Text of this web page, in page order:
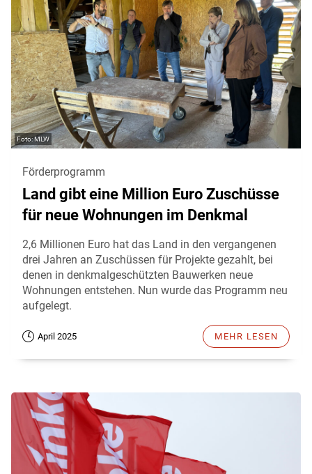
MLW
Förderprogramm
Land gibt eine Million Euro Zuschüsse
für neue Wohnungen im Denkmal
2,6 Millionen Euro hat das Land in den vergangenen
drei Jahren an Zuschüssen für Projekte gezahlt, bei
denen in denkmalgeschützten Bauwerken neue
Wohnungen entstehen. Nun wurde das Programm neu
aufgelegt.
April 2025 MEHR LESEN